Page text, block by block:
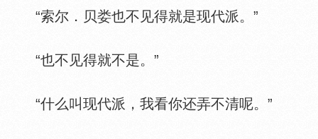
“索尔．贝娄也不见得就是现代派。”
“也不见得就不是。”
“什么叫现代派，我看你还弄不清呢。”